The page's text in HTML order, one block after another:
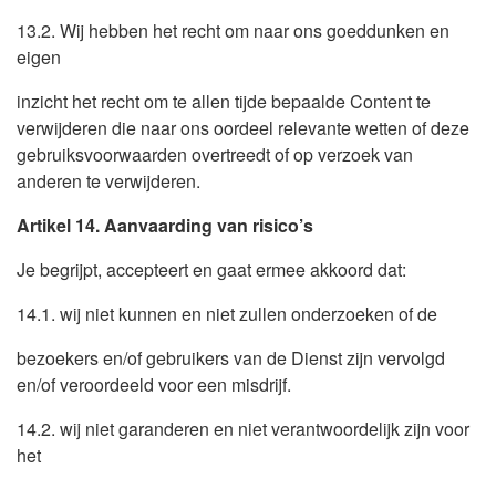
13.2. Wij hebben het recht om naar ons goeddunken en
eigen
inzicht het recht om te allen tijde bepaalde Content te
verwijderen die naar ons oordeel relevante wetten of deze
gebruiksvoorwaarden overtreedt of op verzoek van
anderen te verwijderen.
Artikel 14. Aanvaarding van risico’s
Je begrijpt, accepteert en gaat ermee akkoord dat:
14.1. wij niet kunnen en niet zullen onderzoeken of de
bezoekers en/of gebruikers van de Dienst zijn vervolgd
en/of veroordeeld voor een misdrijf.
14.2. wij niet garanderen en niet verantwoordelijk zijn voor
het